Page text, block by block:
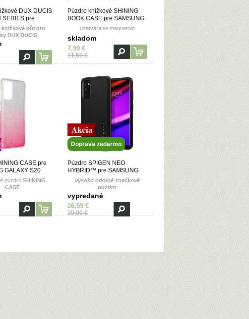
DUX DUCIS
SERIES pre
GALAXY S20 -
knižkové púzdro
DUX DUCIS
Púzdro knižkové SHINING
BOOK CASE pre SAMSUNG
GALAXY S20 - zlaté
uzatváranie magnetom
skladom
7,99 €
11,59 €
CASE pre
GALAXY S20
ružovo strieborné
púzdro SHINING
CASE
Akcia
Doprava zadarmo
Púzdro SPIGEN NEO
HYBRID™ pre SAMSUNG
GALAXY S20 - gunmetal
vysoko odolné značkové
púzdro
vypredané
26,59 €
29,99 €